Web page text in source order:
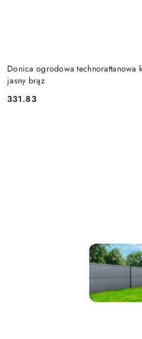
Donica ogrodowa technorattanowa
jasny brąz
Cena:
331.83